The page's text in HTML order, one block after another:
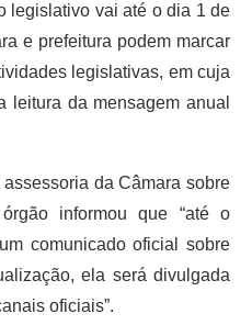
legislativo vai até o dia 1 de
e prefeitura podem marcar
legislativas, em cuja
leitura da mensagem anual
da Câmara sobre
informou que “até o
comunicado oficial sobre
ela será divulgada
oficiais”.